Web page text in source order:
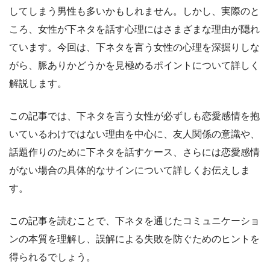
してしまう男性も多いかもしれません。しかし、実際のと
ころ、女性が下ネタを話す心理にはさまざまな理由が隠れ
ています。今回は、下ネタを言う女性の心理を深掘りしな
がら、脈ありかどうかを見極めるポイントについて詳しく
解説します。
この記事では、下ネタを言う女性が必ずしも恋愛感情を抱
いているわけではない理由を中心に、友人関係の意識や、
話題作りのために下ネタを話すケース、さらには恋愛感情
がない場合の具体的なサインについて詳しくお伝えしま
す。
この記事を読むことで、下ネタを通じたコミュニケーショ
ンの本質を理解し、誤解による失敗を防ぐためのヒントを
得られるでしょう。